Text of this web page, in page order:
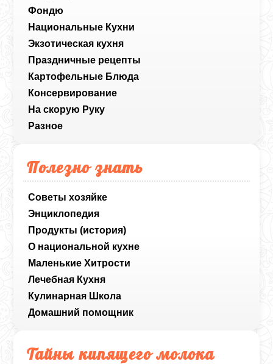
Фондю
Национальные Кухни
Экзотическая кухня
Праздничные рецепты
Картофельные Блюда
Консервирование
На скорую Руку
Разное
Полезно знать
Советы хозяйке
Энциклопедия
Продукты (история)
О национальной кухне
Маленькие Хитрости
Лечебная Кухня
Кулинарная Школа
Домашний помощник
Тайны кипящего молока